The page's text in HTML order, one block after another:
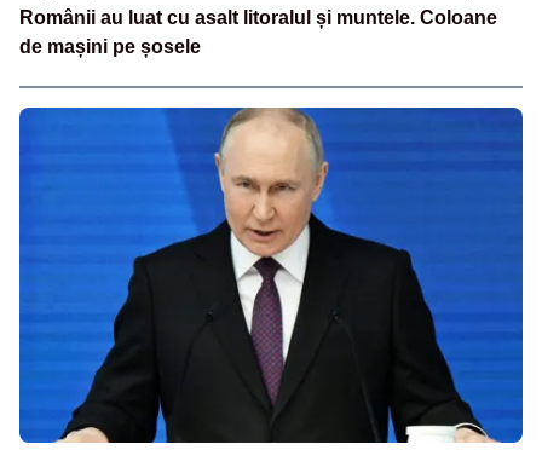
Românii au luat cu asalt litoralul și muntele. Coloane
de mașini pe șosele